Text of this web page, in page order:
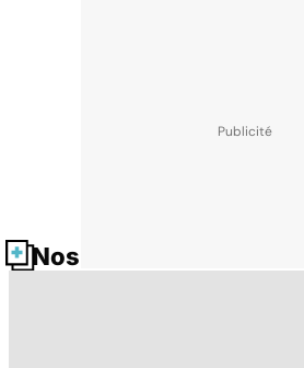
Nos fiches santé